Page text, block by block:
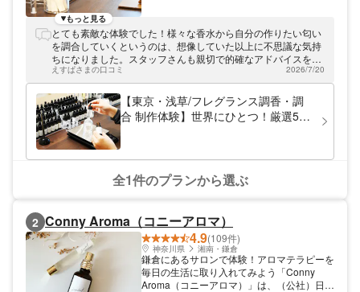
は公開されていないため、“香りそのもの”と
向き合える特別な体験です 。 店内に置いて
ございます香りのサンプルにはそれぞれ
「元カレ」 「深夜3時」 「エレベーターホ
ール」等のユニークな名前がつけられており
ます 。 お時間を気にせずお席にお掛けいた
だきながら、ゆっくり香りを選ぶ時間をお楽
しみくださいませ。 テスト調香 本番調合の
自身で調香体験を行います 。 お気に入りの
香料が混ざり合っていく様子をお楽しみく
ださいませ。
もっと見る
とても素敵な体験でした！様々な香水から自分の作りたい匂い
を調合していくというのは、想像していた以上に不思議な気持
ちになりました。スタッフさんも親切で的確なアドバイスをく
ださり、大満足でした！！
えすぱさまの口コミ 2026/7/20
【東京・浅草/フレグランス調香・調
合 制作体験】世界にひとつ！厳選50
＜ご家族・カップル・おひとり様にお
すすめ＞
全1件のプランから選ぶ
2 Conny Aroma（コニーアロマ）
4.9(109件)
神奈川県 湘南・鎌倉
鎌倉にあるサロンで体験！アロマテラピーを
毎日の生活に取り入れてみよう「Conny
Aroma（コニーアロマ）」は、（公社）日本